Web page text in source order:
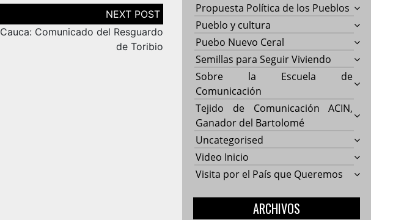
Cauca: Comunicado del Resguardo
de Toribio
Propuesta Política de los Pueblos
Pueblo y cultura
Puebo Nuevo Ceral
Semillas para Seguir Viviendo
Sobre la Escuela de
Comunicación
Tejido de Comunicación ACIN,
Ganador del Bartolomé
Uncategorised
Video Inicio
Visita por el País que Queremos
ARCHIVOS